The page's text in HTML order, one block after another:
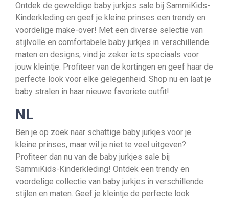
Ontdek de geweldige baby jurkjes sale bij SammiKids-
Kinderkleding en geef je kleine prinses een trendy en
voordelige make-over! Met een diverse selectie van
stijlvolle en comfortabele baby jurkjes in verschillende
maten en designs, vind je zeker iets speciaals voor
jouw kleintje. Profiteer van de kortingen en geef haar de
perfecte look voor elke gelegenheid. Shop nu en laat je
baby stralen in haar nieuwe favoriete outfit!
NL
Ben je op zoek naar schattige baby jurkjes voor je
kleine prinses, maar wil je niet te veel uitgeven?
Profiteer dan nu van de baby jurkjes sale bij
SammiKids-Kinderkleding! Ontdek een trendy en
voordelige collectie van baby jurkjes in verschillende
stijlen en maten. Geef je kleintje de perfecte look